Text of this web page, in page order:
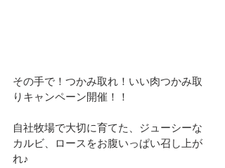
その手で！つかみ取れ！いい肉つかみ取
りキャンペーン開催！！
自社牧場で大切に育てた、ジューシーな
カルビ、ロースをお腹いっぱい召し上が
れ♪